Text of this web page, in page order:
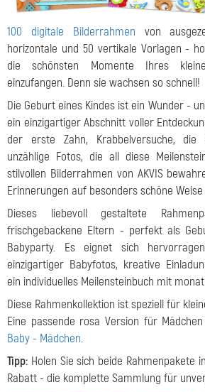
100 digitale Bilderrahmen von
horizontale und 50 vertikale Vorlagen -
die schönsten Momente Ihres
einzufangen. Denn sie wachsen so schnell!
Die Geburt eines Kindes ist ein Wunder -
ein einzigartiger Abschnitt voller
der erste Zahn, Krabbelversuche,
unzählige Fotos, die all diese
stilvollen Bilderrahmen von AKVIS
Erinnerungen auf besonders schöne
Dieses liebevoll gestaltete
frischgebackene Eltern - perfekt als
Babyparty. Es eignet sich
einzigartiger Babyfotos, kreative
ein individuelles Meilensteinbuch mit
Diese Rahmenkollektion ist speziell für
Eine passende rosa Version für
Baby - Mädchen.
Tipp: Holen Sie sich beide Rahmenpakete
Rabatt - die komplette Sammlung für